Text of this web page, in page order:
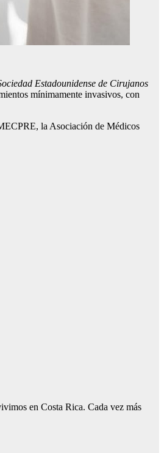
Estadounidense de Cirujanos
mínimamente invasivos, con
la Asociación de Médicos
en Costa Rica. Cada vez más